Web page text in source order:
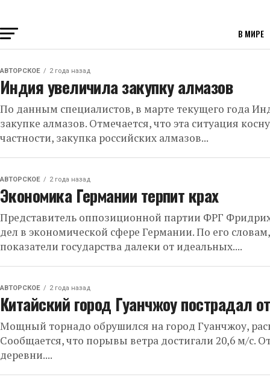
В МИРЕ
АВТОРСКОЕ 2 года назад
Индия увеличила закупку алмазов
По данным специалистов, в марте текущего года
закупке алмазов. Отмечается, что эта ситуация
частности, закупка российских алмазов...
АВТОРСКОЕ 2 года назад
Экономика Германии терпит крах
Представитель оппозиционной партии ФРГ
дел в экономической сфере Германии. По его
показатели государства далеки от идеальных....
АВТОРСКОЕ 2 года назад
Китайский город Гуанчжоу пострадал
Мощный торнадо обрушился на город Гуанчжоу,
Сообщается, что порывы ветра достигали 20,6 м/с.
деревни....